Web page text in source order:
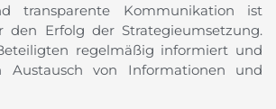
transparente Kommunikation ist
den Erfolg der Strategieumsetzung.
regelmäßig informiert und
Austausch von Informationen und